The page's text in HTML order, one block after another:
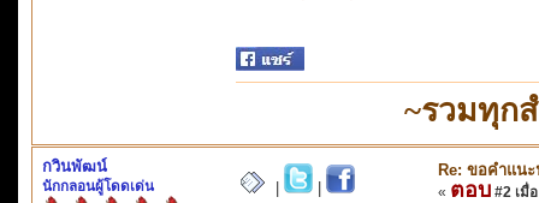
~รวมทุก
กวินพัฒน์
นักกลอนผู้โดดเด่น
Re: ขอคำแนะ
« ตอบ #2 เมื่